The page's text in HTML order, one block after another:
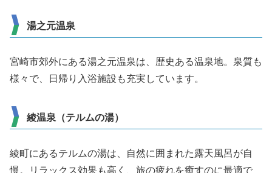
湯之元温泉
宮崎市郊外にある湯之元温泉は、歴史ある温泉地。泉質も
様々で、日帰り入浴施設も充実しています。
綾温泉（テルムの湯）
綾町にあるテルムの湯は、自然に囲まれた露天風呂が自
慢。リラックス効果も高く、旅の疲れを癒すのに最適で